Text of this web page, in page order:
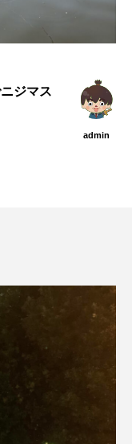
高槻駅か